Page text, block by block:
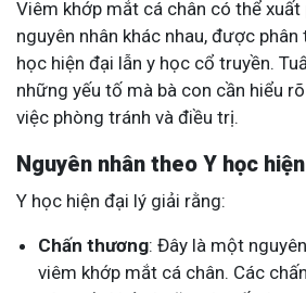
Viêm khớp mắt cá chân có thể
nguyên nhân khác nhau, được
học hiện đại lẫn y học cổ truyền.
những yếu tố mà bà con cần hiểu
việc phòng tránh và điều trị.
Nguyên nhân theo Y học
Y học hiện đại lý giải rằng:
Chấn thương: Đây là một
viêm khớp mắt cá chân. Các